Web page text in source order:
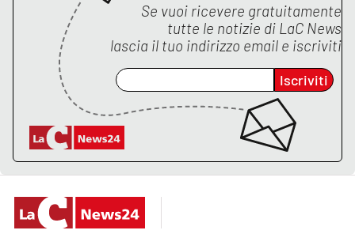
Se vuoi ricevere gratuitamente
tutte le notizie di LaC News
lascia il tuo indirizzo email e iscriviti
Iscriviti